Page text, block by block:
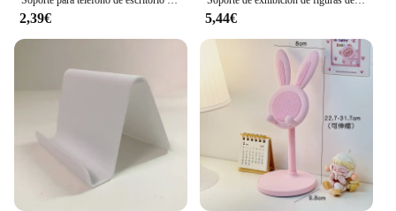
2,39€ 5,44€